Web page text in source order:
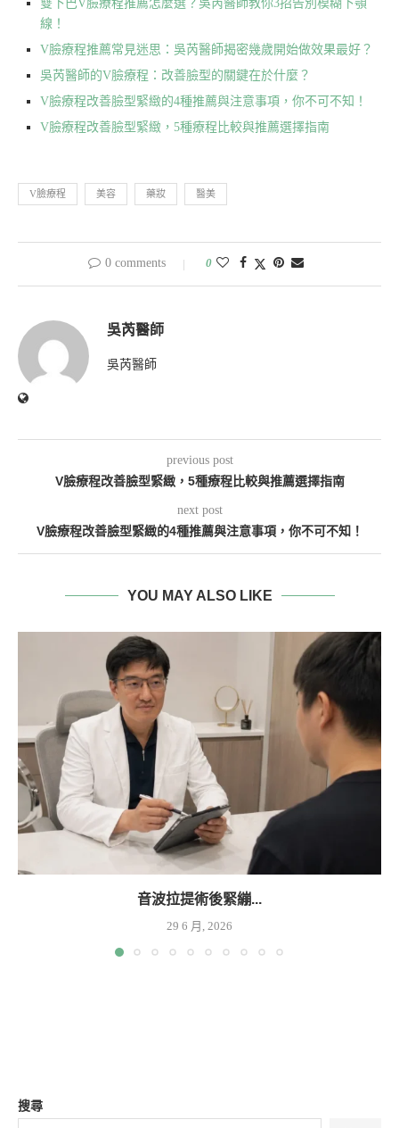
雙下巴V臉療程推薦怎麼選？吳芮醫師教你3招告別模糊下顎
線！
V臉療程推薦常見迷思：吳芮醫師揭密幾歲開始做效果最好？
吳芮醫師的V臉療程：改善臉型的關鍵在於什麼？
V臉療程改善臉型緊緻的4種推薦與注意事項，你不可不知！
V臉療程改善臉型緊緻，5種療程比較與推薦選擇指南
V臉療程 美容 藥妝 醫美
0 comments 0
吳芮醫師
吳芮醫師
previous post
V臉療程改善臉型緊緻，5種療程比較與推薦選擇指南
next post
V臉療程改善臉型緊緻的4種推薦與注意事項，你不可不知！
YOU MAY ALSO LIKE
音波拉提術後緊繃...
29 6 月, 2026
搜尋